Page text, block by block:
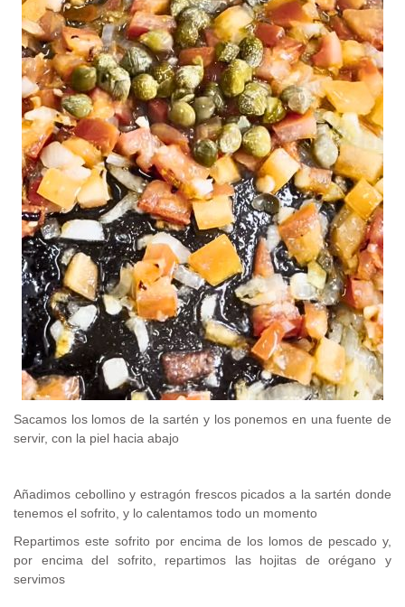
Sacamos los lomos de la sartén y los ponemos en una fuente de
servir, con la piel hacia abajo
Añadimos cebollino y estragón frescos picados a la sartén donde
tenemos el sofrito, y lo calentamos todo un momento
Repartimos este sofrito por encima de los lomos de pescado y,
por encima del sofrito, repartimos las hojitas de orégano y
servimos